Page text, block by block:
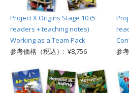
Project X Origins Stage 10 (5
readers + teaching notes)
Working as a Team Pack
参考価格（税込）: ¥8,756
参